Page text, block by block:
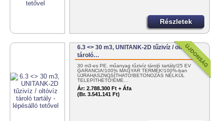
Részletek
6.3 <> 30 m3, UNITANK-2D tűzivíz / oltóvíz
tároló…
30 m3-es PE. műanyag tűzivíz tároló tartály!25 ÉV
GARANCIA!100% MAGYAR TERMÉK!100%-ban
ÚJRAHASZNOSÍTHATÓ!BETONOZÁS NÉLKÜL
TELEPÍTHETŐ!ÉME…
Ár: 2.788.300 Ft + Áfa
(Br. 3.541.141 Ft)